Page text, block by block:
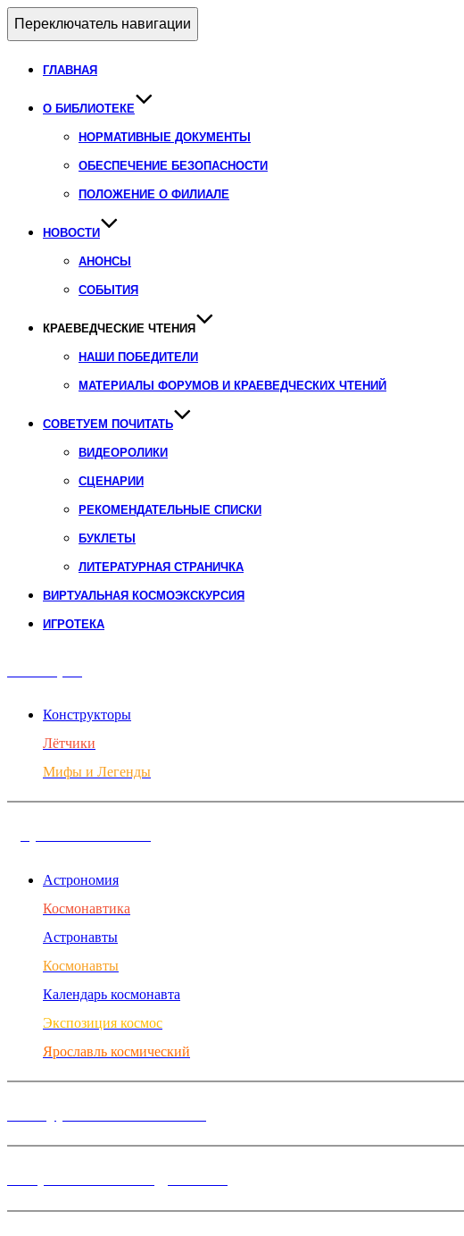
Переключатель навигации
ГЛАВНАЯ
О БИБЛИОТЕКЕ
НОРМАТИВНЫЕ ДОКУМЕНТЫ
ОБЕСПЕЧЕНИЕ БЕЗОПАСНОСТИ
ПОЛОЖЕНИЕ О ФИЛИАЛЕ
НОВОСТИ
АНОНСЫ
СОБЫТИЯ
КРАЕВЕДЧЕСКИЕ ЧТЕНИЯ
НАШИ ПОБЕДИТЕЛИ
МАТЕРИАЛЫ ФОРУМОВ И КРАЕВЕДЧЕСКИХ ЧТЕНИЙ
СОВЕТУЕМ ПОЧИТАТЬ
ВИДЕОРОЛИКИ
СЦЕНАРИИ
РЕКОМЕНДАТЕЛЬНЫЕ СПИСКИ
БУКЛЕТЫ
ЛИТЕРАТУРНАЯ СТРАНИЧКА
ВИРТУАЛЬНАЯ КОСМОЭКСКУРСИЯ
ИГРОТЕКА
Конструкторы
Лётчики
Мифы и Легенды
Астрономия
Космонавтика
Астронавты
Космонавты
Календарь космонавта
Экспозиция космос
Ярославль космический